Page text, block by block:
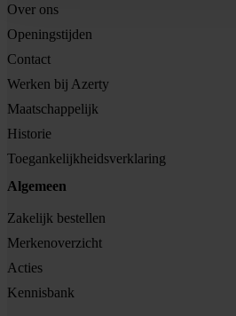
Over ons
Openingstijden
Contact
Werken bij Azerty
Maatschappelijk
Historie
Toegankelijkheidsverklaring
Algemeen
Zakelijk bestellen
Merkenoverzicht
Acties
Kennisbank